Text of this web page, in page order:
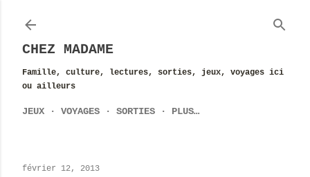
CHEZ MADAME
Famille, culture, lectures, sorties, jeux, voyages ici
ou ailleurs
JEUX VOYAGES SORTIES PLUS…
février 12, 2013